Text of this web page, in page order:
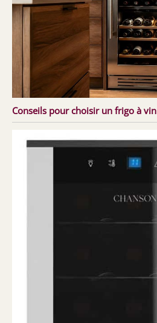
Conseils pour choisir un frigo à vin